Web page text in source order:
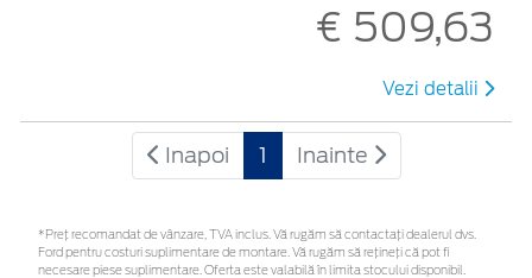
€ 509,63
Vezi detalii
Inapoi 1 Inainte
*Preţ recomandat de vânzare, TVA inclus. Vă rugăm să contactaţi dealerul dvs.
Ford pentru costuri suplimentare de montare. Vă rugăm să rețineți că pot fi
necesare piese suplimentare. Oferta este valabilă în limita stocului disponibil.